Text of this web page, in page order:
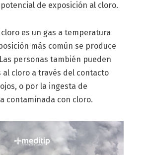
de exposición al cloro.
es un gas a temperatura
más común se produce
personas también pueden
al cloro a través del contacto
o por la ingesta de
contaminada con cloro.